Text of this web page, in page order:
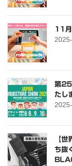
11
第25
たし
【
ち抜